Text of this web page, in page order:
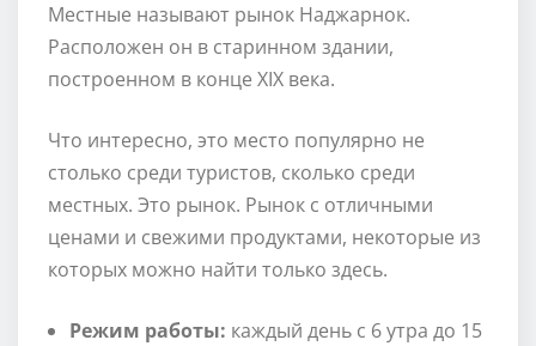
Местные называют рынок Наджарнок.
Расположен он в старинном здании,
построенном в конце XIX века.
Что интересно, это место популярно не
столько среди туристов, сколько среди
местных. Это рынок. Рынок с отличными
ценами и свежими продуктами, некоторые из
которых можно найти только здесь.
Режим работы: каждый день с 6 утра до 15